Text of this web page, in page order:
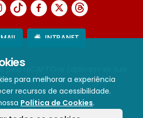
para melhorar a experiência
recursos de acessibilidade.
Política de Cookies.
INTRANET
pelo reCAPTCHA (aplicam-se sua
eTermos de Serviço).
e Política de Privacidade